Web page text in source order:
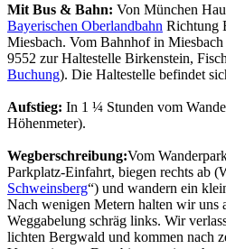
Mit Bus & Bahn: Von München
Bayerischen Oberlandbahn Richtung
Miesbach. Vom Bahnhof in
9552 zur Haltestelle Birkenstein,
Buchung). Die Haltestelle befindet
Aufstieg: In 1 ¼ Stunden vom
Höhenmeter).
Wegberschreibung:Vom
Parkplatz-Einfahrt, biegen rechts ab
Schweinsberg“) und wandern ein
Nach wenigen Metern halten wir uns
Weggabelung schräg links. Wir
lichten Bergwald und kommen nach